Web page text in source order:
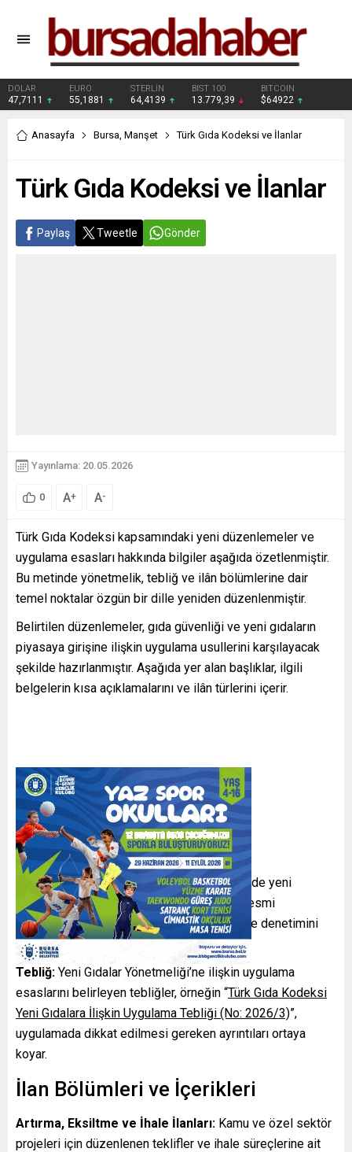
DOLAR
47,7111
EURO
55,1881
STERLİN
64,4139
BIST 100
13.779,39
BITCOIN
$64922
Anasayfa Bursa, Manşet Türk Gıda Kodeksi ve İlanlar
Türk Gıda Kodeksi ve İlanlar
Paylaş Tweetle Gönder
Yayınlama: 20.05.2026
0 A+ A-
Türk Gıda Kodeksi kapsamındaki yeni düzenlemeler ve
uygulama esasları hakkında bilgiler aşağıda özetlenmiştir.
Bu metinde yönetmelik, tebliğ ve ilân bölümlerine dair
temel noktalar özgün bir dille yeniden düzenlenmiştir.
Belirtilen düzenlemeler, gıda güvenliği ve yeni gıdaların
piyasaya girişine ilişkin uygulama usullerini karşılayacak
şekilde hazırlanmıştır. Aşağıda yer alan başlıklar, ilgili
belgelerin kısa açıklamalarını ve ilân türlerini içerir.
Yönetmelik ve Tebliğ
Yönetmelik:Türk Gıda Kodeksi çerçevesinde yeni
gıdalarla ilgili genel düzenlemeleri içeren resmi
metinlerdir. Bu düzenlemeler, gıda üretimi ve denetimini
yönlendirir.
Tebliğ: Yeni Gıdalar Yönetmeliği’ne ilişkin uygulama
esaslarını belirleyen tebliğler, örneğin “Türk Gıda Kodeksi
Yeni Gıdalara İlişkin Uygulama Tebliği (No: 2026/3)”,
uygulamada dikkat edilmesi gereken ayrıntıları ortaya
koyar.
İlan Bölümleri ve İçerikleri
Artırma, Eksiltme ve İhale İlanları: Kamu ve özel sektör
projeleri için düzenlenen teklifler ve ihale süreçlerine ait